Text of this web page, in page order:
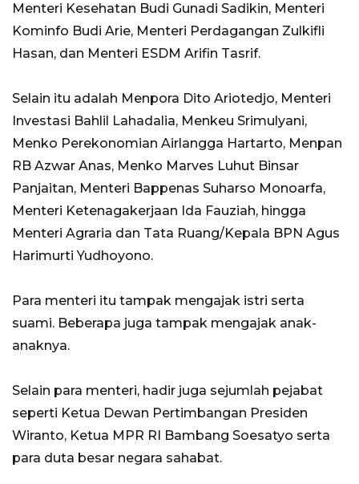
Menteri Kesehatan Budi Gunadi Sadikin, Menteri
Kominfo Budi Arie, Menteri Perdagangan Zulkifli
Hasan, dan Menteri ESDM Arifin Tasrif.
Selain itu adalah Menpora Dito Ariotedjo, Menteri
Investasi Bahlil Lahadalia, Menkeu Srimulyani,
Menko Perekonomian Airlangga Hartarto, Menpan
RB Azwar Anas, Menko Marves Luhut Binsar
Panjaitan, Menteri Bappenas Suharso Monoarfa,
Menteri Ketenagakerjaan Ida Fauziah, hingga
Menteri Agraria dan Tata Ruang/Kepala BPN Agus
Harimurti Yudhoyono.
Para menteri itu tampak mengajak istri serta
suami. Beberapa juga tampak mengajak anak-
anaknya.
Selain para menteri, hadir juga sejumlah pejabat
seperti Ketua Dewan Pertimbangan Presiden
Wiranto, Ketua MPR RI Bambang Soesatyo serta
para duta besar negara sahabat.